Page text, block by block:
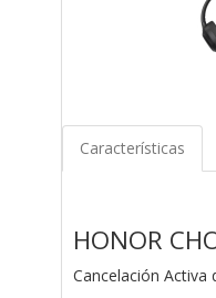
Características
HONOR
Cancelación